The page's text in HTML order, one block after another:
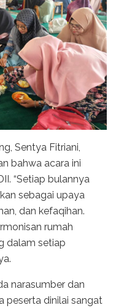
Sentya Fitriani,
bahwa acara ini
“Setiap bulannya
sebagai upaya
dan kefaqihan.
rumah
dalam setiap
narasumber dan
peserta dinilai sangat